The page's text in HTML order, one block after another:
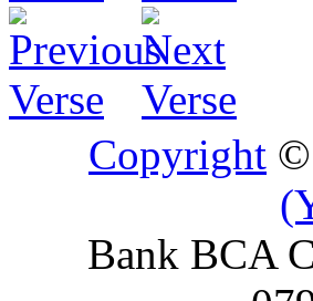
Copyright ©
Bank BCA